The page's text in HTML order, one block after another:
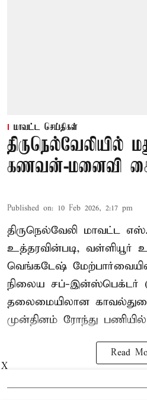
மாவட்ட செய்திகள்
திருநெல்வேலியில்
கணவன்-மனைவி
Published on: 10 Feb 2026, 2:17 pm
திருநெல்வேலி மாவட்ட
உத்தரவின்படி, வள்ளியூர்
வெங்கடேஷ்
நிலைய சப்-இன்ஸ்பெக்டர்
தலைமையிலான
முன்தினம் ரோந்து பணியில்
Read
X